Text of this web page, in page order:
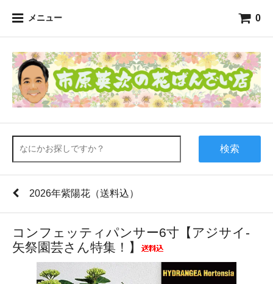
メニュー 0
検索
2026年紫陽花（送料込）
コンフェッティパンサー6寸【アジサイ-
矢祭園芸さん特集！】